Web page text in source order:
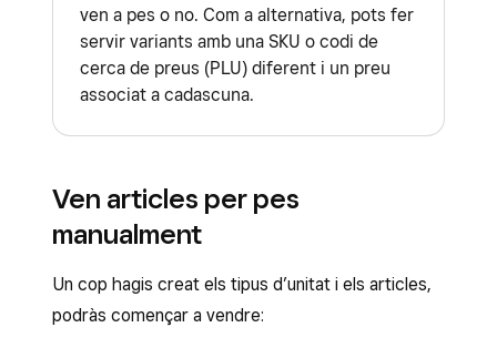
ven a pes o no. Com a alternativa, pots fer
servir variants amb una SKU o codi de
cerca de preus (PLU) diferent i un preu
associat a cadascuna.
Ven articles per pes
manualment
Un cop hagis creat els tipus d’unitat i els articles,
podràs començar a vendre: